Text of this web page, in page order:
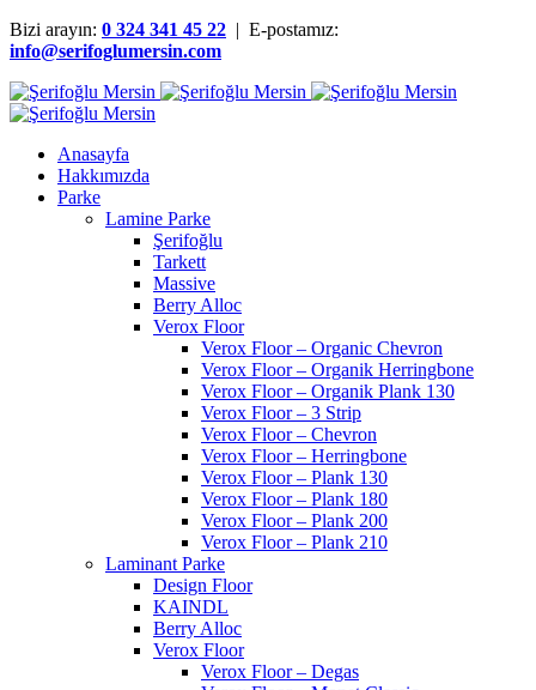
Bizi arayın: 0 324 341 45 22 | E-postamız:
info@serifoglumersin.com
Anasayfa
Hakkımızda
Parke
Lamine Parke
Şerifoğlu
Tarkett
Massive
Berry Alloc
Verox Floor
Verox Floor – Organic Chevron
Verox Floor – Organik Herringbone
Verox Floor – Organik Plank 130
Verox Floor – 3 Strip
Verox Floor – Chevron
Verox Floor – Herringbone
Verox Floor – Plank 130
Verox Floor – Plank 180
Verox Floor – Plank 200
Verox Floor – Plank 210
Laminant Parke
Design Floor
KAINDL
Berry Alloc
Verox Floor
Verox Floor – Degas